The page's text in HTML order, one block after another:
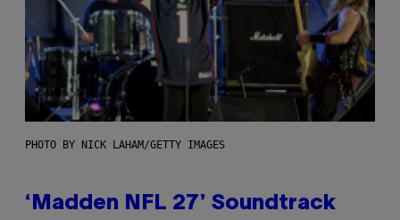
PHOTO BY NICK LAHAM/GETTY IMAGES
‘Madden NFL 27’ Soundtrack